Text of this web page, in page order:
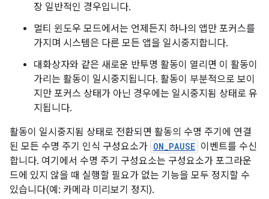
장 일반적인 경우입니다.
멀티 윈도우 모드에서는 언제든지 하나의 앱만 포커스를
가지며 시스템은 다른 모든 앱을 일시중지합니다.
대화상자와 같은 새로운 반투명 활동이 열리면 이 활동이
가리는 활동이 일시중지됩니다. 활동이 부분적으로 보이
지만 포커스 상태가 아닌 경우에는 일시중지됨 상태로 유
지됩니다.
활동이 일시중지됨 상태로 전환되면 활동의 수명 주기에 연결
된 모든 수명 주기 인식 구성요소가 ON_PAUSE 이벤트를 수신
합니다. 여기에서 수명 주기 구성요소는 구성요소가 포그라운
드에 있지 않을 때 실행할 필요가 없는 기능을 모두 정지할 수
있습니다(예: 카메라 미리보기 정지).